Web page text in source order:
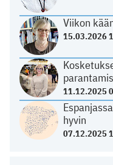
Viikon
15.03.2026
11.12.2025
hyvin
07.12.2025